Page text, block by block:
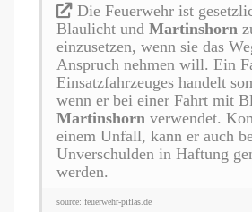
Die Feuerwehr ist
Blaulicht und Martinshorn
einzusetzen, wenn sie das
Anspruch nehmen will. Ein
Einsatzfahrzeuges handelt
wenn er bei einer Fahrt mit
Martinshorn verwendet.
einem Unfall, kann er auch
Unverschulden in Haftung
werden.
source: feuerwehr-piflas.de